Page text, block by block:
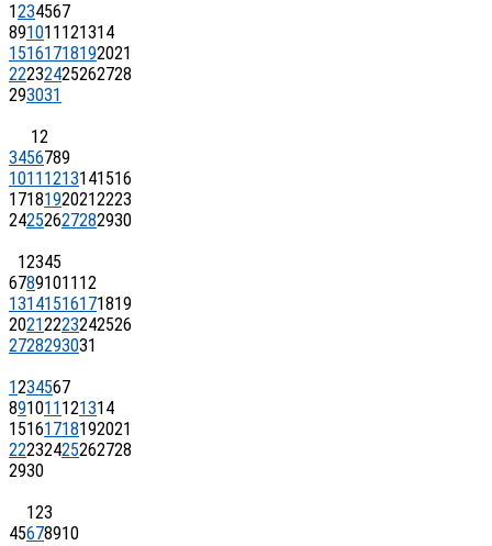
1234567
891011 121314
15161718192021
22232425262728
293031
12
3456789
1011 1213141516
17181920212223
24252627282930
12345
67891011 12
13141516171819
20212223242526
2728293031
1234567
891011 121314
15161718192021
22232425262728
2930
123
45678910